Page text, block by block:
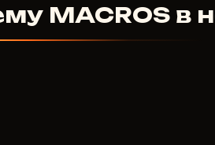
MACROS в